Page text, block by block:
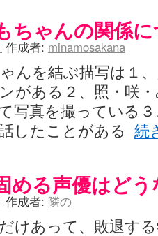
ちゃんの関係
作成者: minamosakana
んを結ぶ描写は１
がある２、照・咲
写真を撮っている
したことがある 続
める声優はど
作成者: 隣の
けあって、敗退す